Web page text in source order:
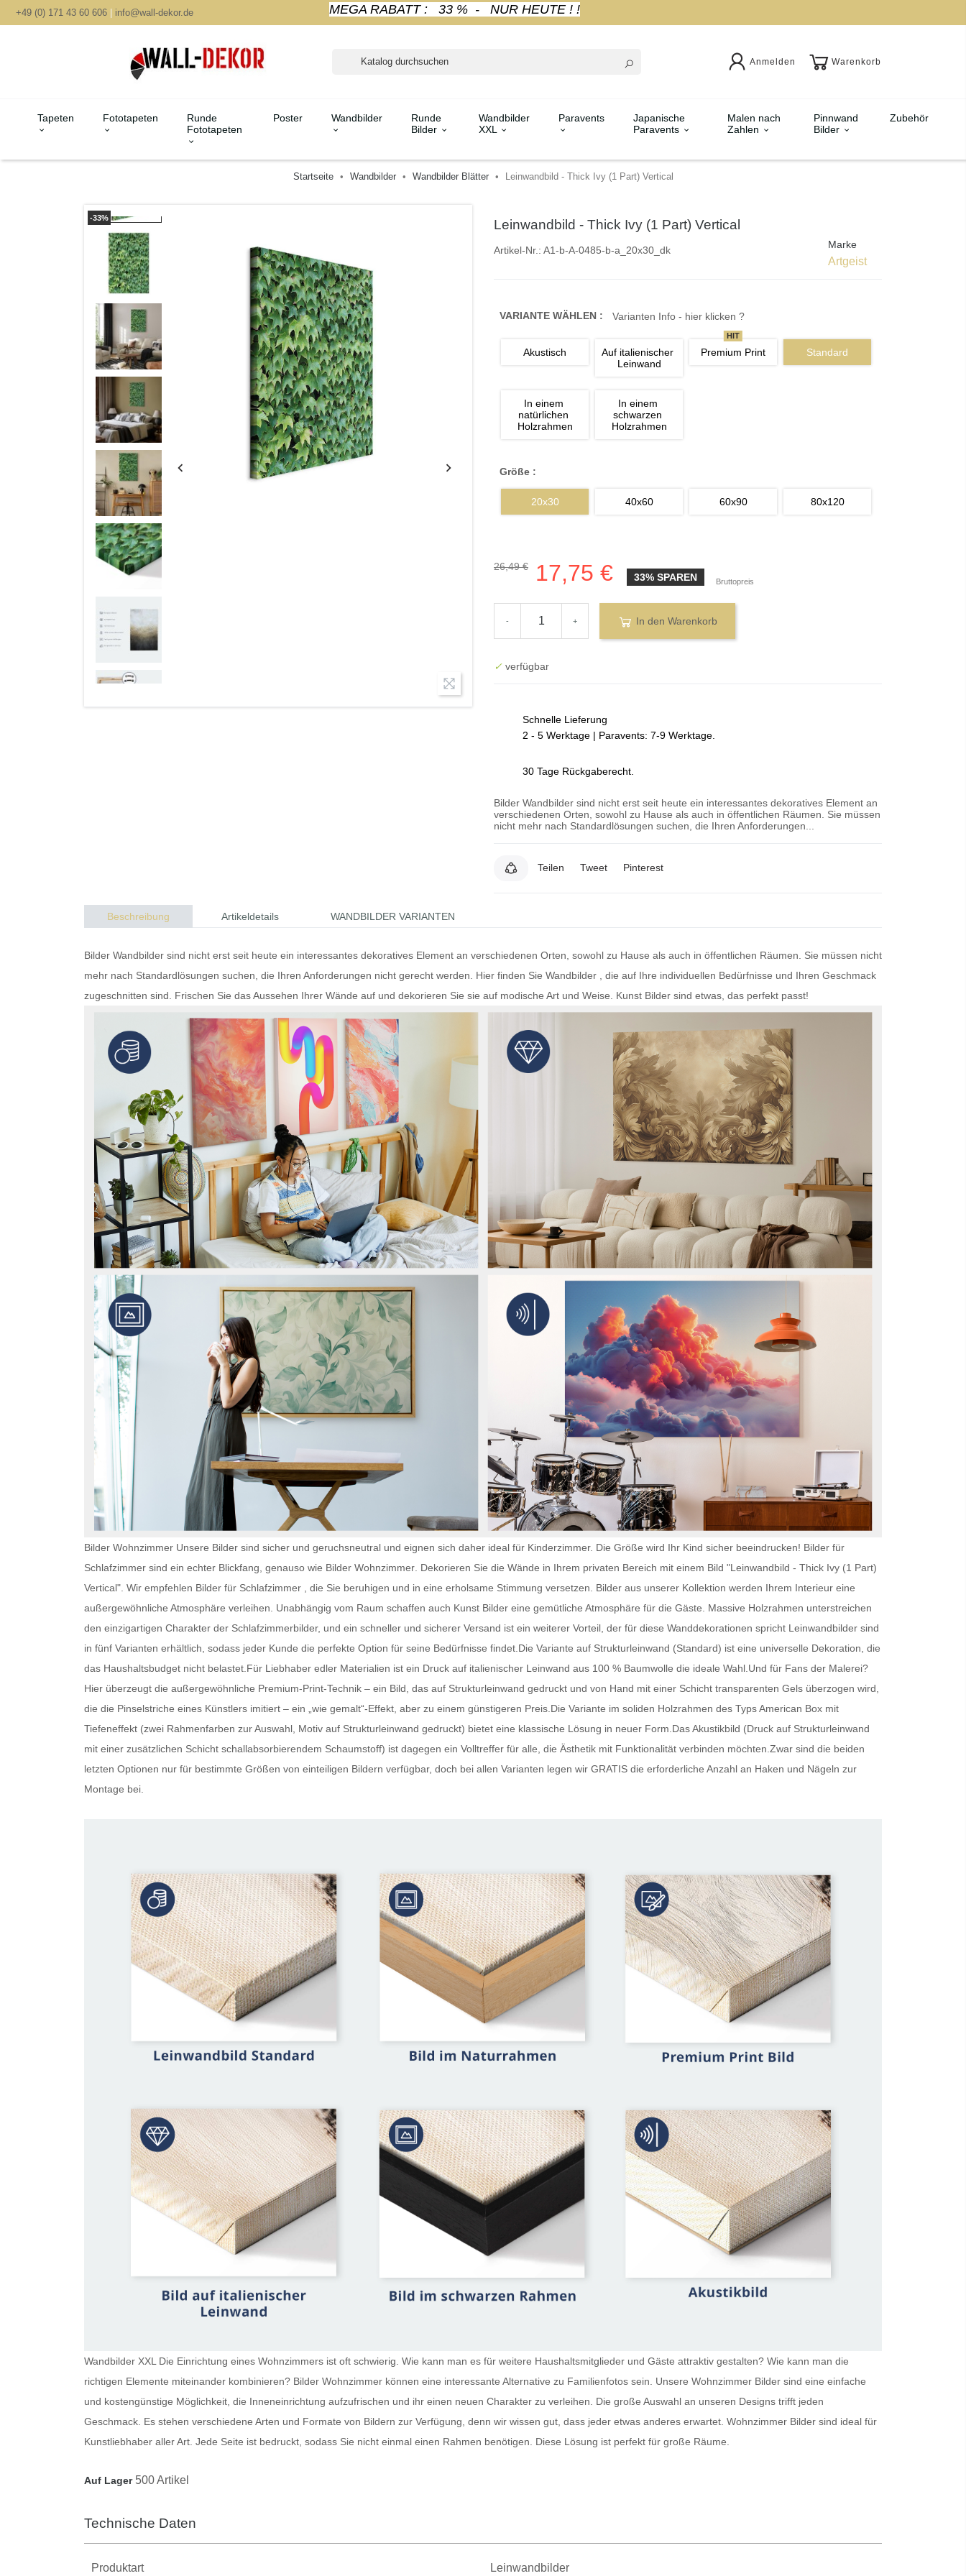
+49 (0) 171 43 60 606 | info@wall-dekor.de MEGA RABATT : 33 % - NUR HEUTE ! !
Anmelden Warenkorb
Tapeten Fototapeten
Runde
Fototapeten
Poster Wandbilder
Runde
Bilder
Wandbilder
XXL
Paravents
Japanische
Paravents
Malen nach
Zahlen
Pinnwand
Bilder
Zubehör
Startseite Wandbilder Wandbilder Blätter Leinwandbild - Thick Ivy (1 Part) Vertical
-33% Leinwandbild - Thick Ivy (1 Part) Vertical
Artikel-Nr.: A1-b-A-0485-b-a_20x30_dk Marke
Artgeist
VARIANTE WÄHLEN : Varianten Info - hier klicken ?
Akustisch
Auf italienischer
Leinwand
Premium Print
HIT
Standard
In einem
natürlichen
Holzrahmen
In einem
schwarzen
Holzrahmen
Größe :
20x30 40x60 60x90 80x120
26,49 € 17,75 € 33% SPAREN Bruttopreis
- + In den Warenkorb
✓ verfügbar
Schnelle Lieferung
2 - 5 Werktage | Paravents: 7-9 Werktage.
30 Tage Rückgaberecht.
Bilder Wandbilder sind nicht erst seit heute ein interessantes dekoratives Element an
verschiedenen Orten, sowohl zu Hause als auch in öffentlichen Räumen. Sie müssen
nicht mehr nach Standardlösungen suchen, die Ihren Anforderungen...
Teilen Tweet Pinterest
Beschreibung Artikeldetails WANDBILDER VARIANTEN
Bilder Wandbilder sind nicht erst seit heute ein interessantes dekoratives Element an verschiedenen Orten, sowohl zu Hause als auch in öffentlichen Räumen. Sie müssen nicht
mehr nach Standardlösungen suchen, die Ihren Anforderungen nicht gerecht werden. Hier finden Sie Wandbilder , die auf Ihre individuellen Bedürfnisse und Ihren Geschmack
zugeschnitten sind. Frischen Sie das Aussehen Ihrer Wände auf und dekorieren Sie sie auf modische Art und Weise. Kunst Bilder sind etwas, das perfekt passt!
Bilder Wohnzimmer Unsere Bilder sind sicher und geruchsneutral und eignen sich daher ideal für Kinderzimmer. Die Größe wird Ihr Kind sicher beeindrucken! Bilder für
Schlafzimmer sind ein echter Blickfang, genauso wie Bilder Wohnzimmer . Dekorieren Sie die Wände in Ihrem privaten Bereich mit einem Bild "Leinwandbild - Thick Ivy (1 Part)
Vertical". Wir empfehlen Bilder für Schlafzimmer , die Sie beruhigen und in eine erholsame Stimmung versetzen. Bilder aus unserer Kollektion werden Ihrem Interieur eine
außergewöhnliche Atmosphäre verleihen. Unabhängig vom Raum schaffen auch Kunst Bilder eine gemütliche Atmosphäre für die Gäste. Massive Holzrahmen unterstreichen
den einzigartigen Charakter der Schlafzimmerbilder, und ein schneller und sicherer Versand ist ein weiterer Vorteil, der für diese Wanddekorationen spricht Leinwandbilder sind
in fünf Varianten erhältlich, sodass jeder Kunde die perfekte Option für seine Bedürfnisse findet.Die Variante auf Strukturleinwand (Standard) ist eine universelle Dekoration, die
das Haushaltsbudget nicht belastet.Für Liebhaber edler Materialien ist ein Druck auf italienischer Leinwand aus 100 % Baumwolle die ideale Wahl.Und für Fans der Malerei?
Hier überzeugt die außergewöhnliche Premium-Print-Technik – ein Bild, das auf Strukturleinwand gedruckt und von Hand mit einer Schicht transparenten Gels überzogen wird,
die die Pinselstriche eines Künstlers imitiert – ein „wie gemalt“-Effekt, aber zu einem günstigeren Preis.Die Variante im soliden Holzrahmen des Typs American Box mit
Tiefeneffekt (zwei Rahmenfarben zur Auswahl, Motiv auf Strukturleinwand gedruckt) bietet eine klassische Lösung in neuer Form.Das Akustikbild (Druck auf Strukturleinwand
mit einer zusätzlichen Schicht schallabsorbierendem Schaumstoff) ist dagegen ein Volltreffer für alle, die Ästhetik mit Funktionalität verbinden möchten.Zwar sind die beiden
letzten Optionen nur für bestimmte Größen von einteiligen Bildern verfügbar, doch bei allen Varianten legen wir GRATIS die erforderliche Anzahl an Haken und Nägeln zur
Montage bei.
Wandbilder XXL Die Einrichtung eines Wohnzimmers ist oft schwierig. Wie kann man es für weitere Haushaltsmitglieder und Gäste attraktiv gestalten? Wie kann man die
richtigen Elemente miteinander kombinieren? Bilder Wohnzimmer können eine interessante Alternative zu Familienfotos sein. Unsere Wohnzimmer Bilder sind eine einfache
und kostengünstige Möglichkeit, die Inneneinrichtung aufzufrischen und ihr einen neuen Charakter zu verleihen. Die große Auswahl an unseren Designs trifft jeden
Geschmack. Es stehen verschiedene Arten und Formate von Bildern zur Verfügung, denn wir wissen gut, dass jeder etwas anderes erwartet. Wohnzimmer Bilder sind ideal für
Kunstliebhaber aller Art. Jede Seite ist bedruckt, sodass Sie nicht einmal einen Rahmen benötigen. Diese Lösung ist perfekt für große Räume.
Auf Lager 500 Artikel
Technische Daten
Produktart Leinwandbilder